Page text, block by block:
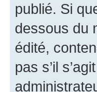
publié. Si
dessous du
édité,
pas s’il